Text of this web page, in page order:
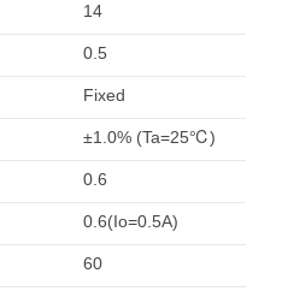
14
0.5
Fixed
±1.0% (Ta=25℃)
0.6
0.6(Io=0.5A)
60